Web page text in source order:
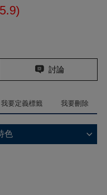
討論
我要定義標籤 我要刪除
色